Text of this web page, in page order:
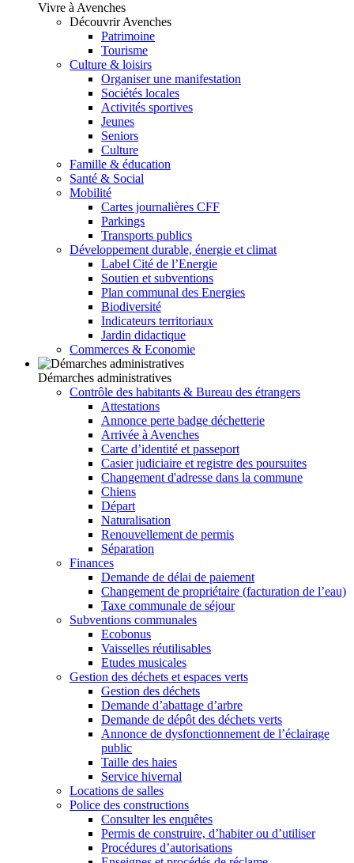
Vivre à Avenches
Découvrir Avenches
Patrimoine
Tourisme
Culture & loisirs
Organiser une manifestation
Sociétés locales
Activités sportives
Jeunes
Seniors
Culture
Famille & éducation
Santé & Social
Mobilité
Cartes journalières CFF
Parkings
Transports publics
Développement durable, énergie et climat
Label Cité de l’Energie
Soutien et subventions
Plan communal des Energies
Biodiversité
Indicateurs territoriaux
Jardin didactique
Commerces & Economie
Démarches administratives
Contrôle des habitants & Bureau des étrangers
Attestations
Annonce perte badge déchetterie
Arrivée à Avenches
Carte d’identité et passeport
Casier judiciaire et registre des poursuites
Changement d'adresse dans la commune
Chiens
Départ
Naturalisation
Renouvellement de permis
Séparation
Finances
Demande de délai de paiement
Changement de propriétaire (facturation de l’eau)
Taxe communale de séjour
Subventions communales
Ecobonus
Vaisselles réutilisables
Etudes musicales
Gestion des déchets et espaces verts
Gestion des déchets
Demande d’abattage d’arbre
Demande de dépôt des déchets verts
Annonce de dysfonctionnement de l’éclairage
public
Taille des haies
Service hivernal
Locations de salles
Police des constructions
Consulter les enquêtes
Permis de construire, d’habiter ou d’utiliser
Procédures d’autorisations